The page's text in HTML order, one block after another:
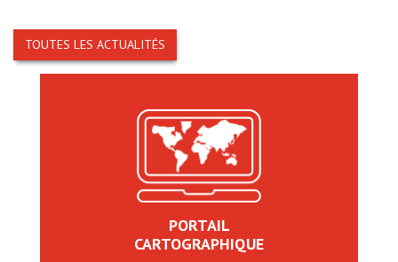
TOUTES LES ACTUALITÉS
PORTAIL
CARTOGRAPHIQUE